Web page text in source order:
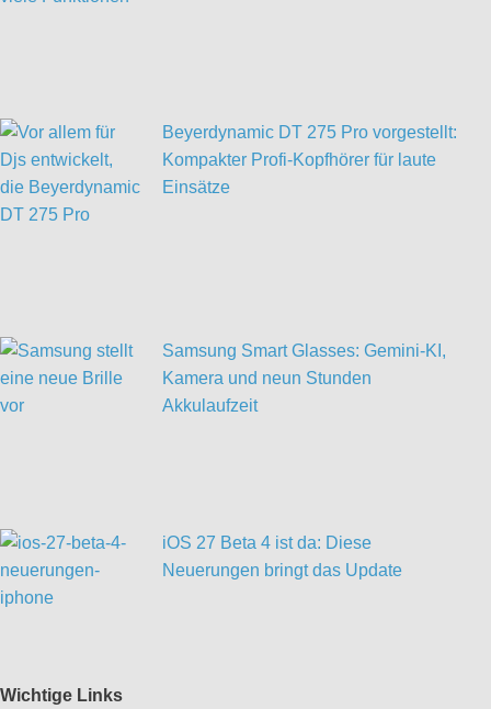
Beyerdynamic DT 275 Pro vorgestellt:
Kompakter Profi-Kopfhörer für laute
Einsätze
Samsung Smart Glasses: Gemini-KI,
Kamera und neun Stunden
Akkulaufzeit
iOS 27 Beta 4 ist da: Diese
Neuerungen bringt das Update
Wichtige Links